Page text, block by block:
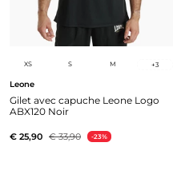
XS S M +3
Leone
Gilet avec capuche Leone Logo
ABX120 Noir
€ 25,90 € 33,90 -23%